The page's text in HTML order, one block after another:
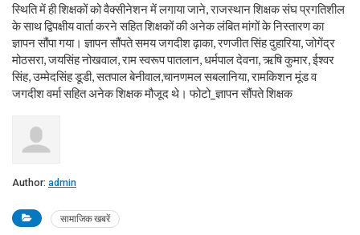
स्थिति में ही शिक्षकों को वैक्सीनेशन में लगाया जाने, राजस्थान शिक्षक संघ प्रगतिशील
के साथ द्विपक्षीय वार्ता करने सहित शिक्षकों की अनेक लंबित मांगों के निस्तारण का
ज्ञापन सौंपा गया। ज्ञापन सौंपते समय जगदीश ढ़ाका, रणजीत सिंह दुहारिया, जोगेंद्र
मोठसरा, जयसिंह नोखवाल, राम स्वरूप पातलान, धर्मपाल देवना, ऋषि कुमार, ईश्वर
सिंह, उम्मेदसिंह डूडी, सतपाल बेनीवाल,चानणमल सबलानिया, रामकिशन मूंड व
जगदीश वर्मा सहित अनेक शिक्षक मौजूद थे। फोटो_ज्ञापन सौंपते शिक्षक
Author: admin
सामाजिक खबरें